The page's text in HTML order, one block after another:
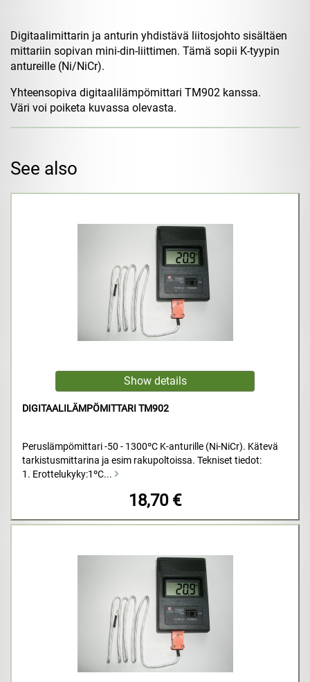
Digitaalimittarin ja anturin yhdistävä liitosjohto sisältäen
mittariin sopivan mini-din-liittimen. Tämä sopii K-tyypin
antureille (Ni/NiCr).
Yhteensopiva digitaalilämpömittari TM902 kanssa.
Väri voi poiketa kuvassa olevasta.
See also
DIGITAALILÄMPÖMITTARI TM902
Peruslämpömittari -50 - 1300ºC K-anturille (Ni-NiCr). Kätevä
tarkistusmittarina ja esim rakupoltoissa. Tekniset tiedot:
1. Erottelukyky:1ºC...
18,70 €